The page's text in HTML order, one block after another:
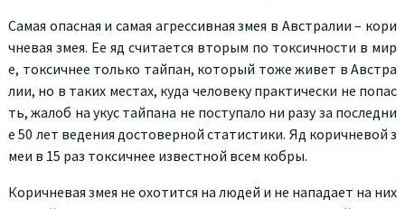
Самая опасная и самая агрессивная змея в Австралии – кори
чневая змея. Ее яд считается вторым по токсичности в мир
е, токсичнее только тайпан, который тоже живет в Австра
лии, но в таких местах, куда человеку практически не попас
ть, жалоб на укус тайпана не поступало ни разу за последни
е 50 лет ведения достоверной статистики. Яд коричневой з
меи в 15 раз токсичнее известной всем кобры.
Коричневая змея не охотится на людей и не нападает на них